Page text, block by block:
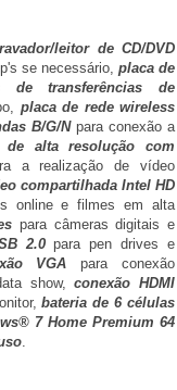
leitor de CD/DVD
se necessário, placa de
de transferências de
placa de rede wireless
B/G/Npara conexão a
de alta resolução com
a realização de vídeo
compartilhada Intel HD
online e filmes em alta
para câmeras digitais e
2.0para pen drives e
VGA para conexão
show,conexão HDMI
bateria de 6 células
7 Home Premium 64
.